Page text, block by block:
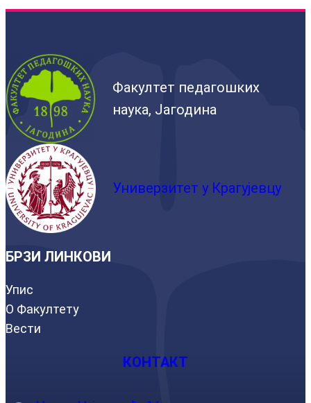
Факултет педагошких
наука, Јагодина
Универзитет у Крагујевцу
БРЗИ ЛИНКОВИ
Упис
О Факултету
Вести
КОНТАКТ